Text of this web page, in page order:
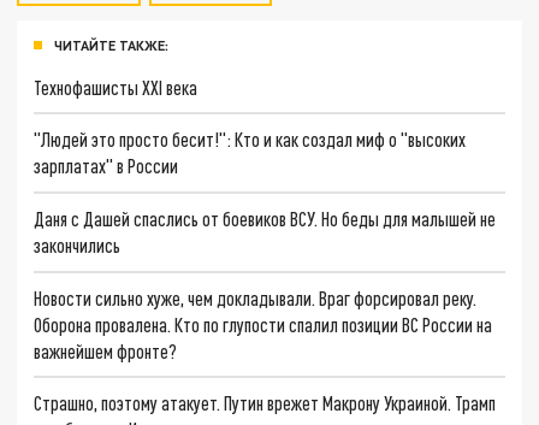
ЧИТАЙТЕ ТАКЖЕ:
Технофашисты XXI века
"Людей это просто бесит!": Кто и как создал миф о "высоких
зарплатах" в России
Даня с Дашей спаслись от боевиков ВСУ. Но беды для малышей не
закончились
Новости сильно хуже, чем докладывали. Враг форсировал реку.
Оборона провалена. Кто по глупости спалил позиции ВС России на
важнейшем фронте?
Страшно, поэтому атакует. Путин врежет Макрону Украиной. Трамп